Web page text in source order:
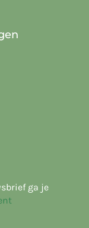
ga je